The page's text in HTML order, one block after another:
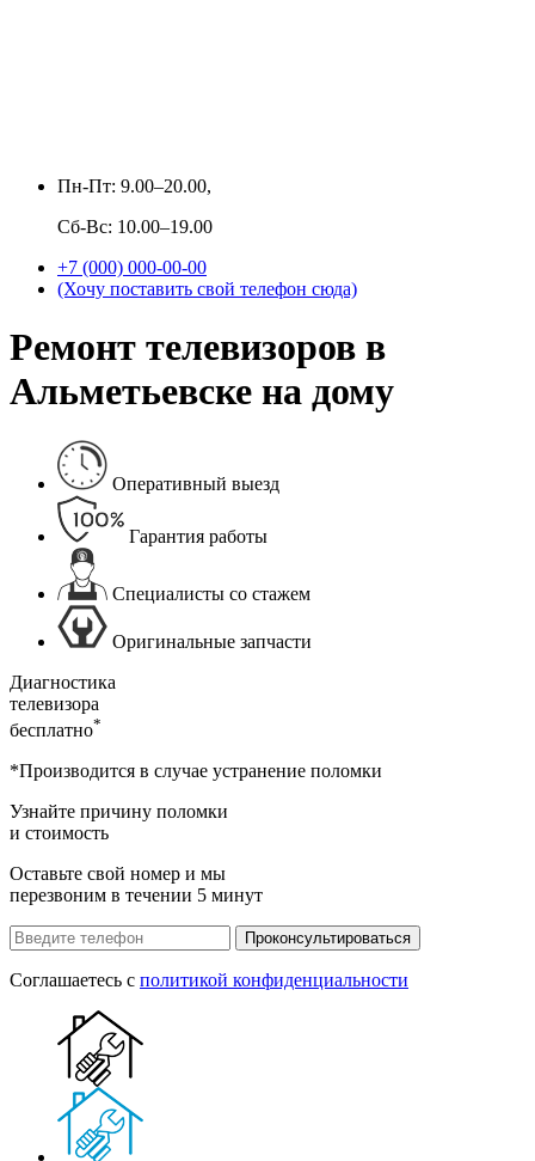
Пн-Пт: 9.00–20.00,
Сб-Вс: 10.00–19.00
+7 (000) 000-00-00
(Хочу поставить свой телефон сюда)
Ремонт телевизоров в
Альметьевске на дому
Оперативный выезд
Гарантия работы
Специалисты со стажем
Оригинальные запчасти
Диагностика
телевизора
бесплатно*
*Производится в случае устранение поломки
Узнайте причину поломки
и стоимость
Оставьте свой номер и мы
перезвоним в течении 5 минут
Проконсультироваться
Соглашаетесь с политикой конфиденциальности